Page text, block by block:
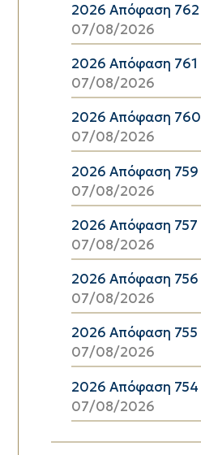
2026 Απόφαση 762
07/08/2026
2026 Απόφαση 761
07/08/2026
2026 Απόφαση 760
07/08/2026
2026 Απόφαση 759
07/08/2026
2026 Απόφαση 757
07/08/2026
2026 Απόφαση 756
07/08/2026
2026 Απόφαση 755
07/08/2026
2026 Απόφαση 754
07/08/2026